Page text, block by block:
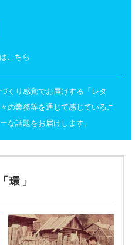
こちら
くり感覚でお届けする「レタ
の業務等を通じて感じているこ
な話題をお届けします。
環」